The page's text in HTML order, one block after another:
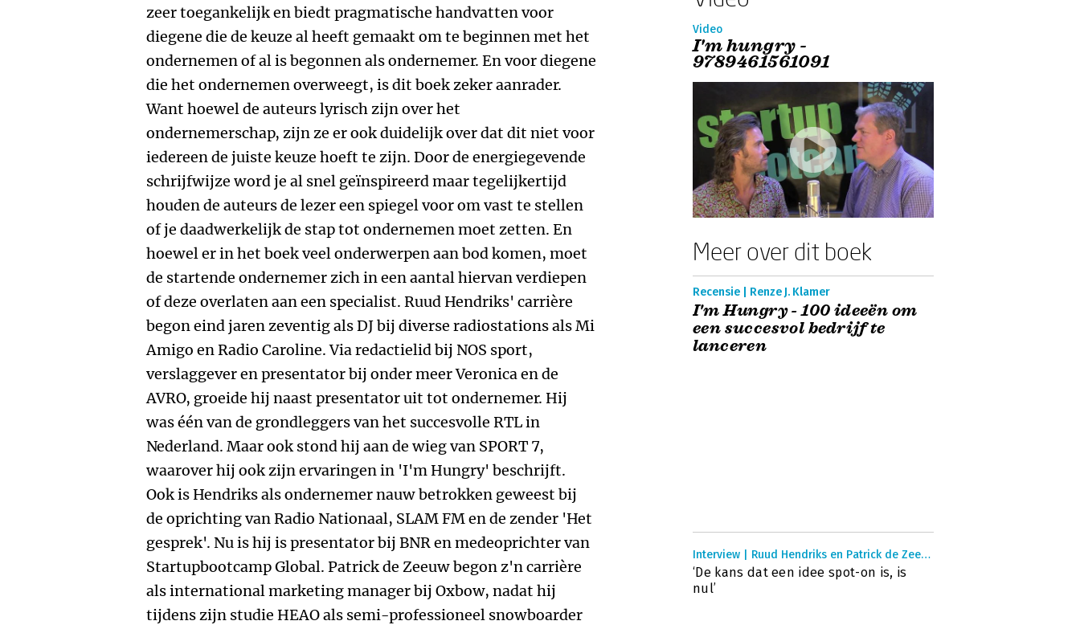
zeer toegankelijk en biedt pragmatische handvatten voor
diegene die de keuze al heeft gemaakt om te beginnen met het
ondernemen of al is begonnen als ondernemer. En voor diegene
die het ondernemen overweegt, is dit boek zeker aanrader.
Want hoewel de auteurs lyrisch zijn over het
ondernemerschap, zijn ze er ook duidelijk over dat dit niet voor
iedereen de juiste keuze hoeft te zijn. Door de energiegevende
schrijfwijze word je al snel geïnspireerd maar tegelijkertijd
houden de auteurs de lezer een spiegel voor om vast te stellen
of je daadwerkelijk de stap tot ondernemen moet zetten. En
hoewel er in het boek veel onderwerpen aan bod komen, moet
de startende ondernemer zich in een aantal hiervan verdiepen
of deze overlaten aan een specialist. Ruud Hendriks' carrière
begon eind jaren zeventig als DJ bij diverse radiostations als Mi
Amigo en Radio Caroline. Via redactielid bij NOS sport,
verslaggever en presentator bij onder meer Veronica en de
AVRO, groeide hij naast presentator uit tot ondernemer. Hij
was één van de grondleggers van het succesvolle RTL in
Nederland. Maar ook stond hij aan de wieg van SPORT 7,
waarover hij ook zijn ervaringen in 'I'm Hungry' beschrijft.
Ook is Hendriks als ondernemer nauw betrokken geweest bij
de oprichting van Radio Nationaal, SLAM FM en de zender 'Het
gesprek'. Nu is hij is presentator bij BNR en medeoprichter van
Startupbootcamp Global. Patrick de Zeeuw begon z'n carrière
als international marketing manager bij Oxbow, nadat hij
tijdens zijn studie HEAO als semi-professioneel snowboarder
Video
I'm hungry -
9789461561091
Meer over dit boek
Recensie | Renze J. Klamer
I'm Hungry - 100 ideeën om
een succesvol bedrijf te
lanceren
Interview | Ruud Hendriks en Patrick de Zeeuw
‘De kans dat een idee spot-on is, is
nul’